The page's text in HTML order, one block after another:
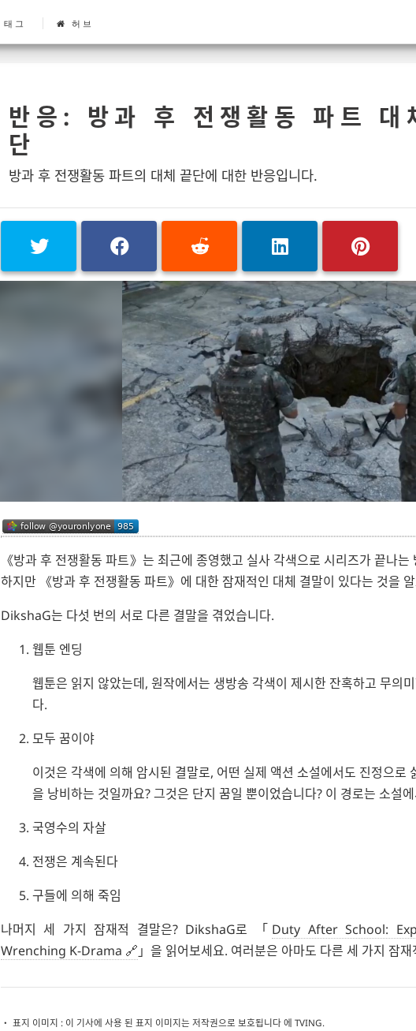
태그 허브
반응: 방과 후 전쟁활동 파트 대
단
방과 후 전쟁활동 파트의 대체 끝단에 대한 반응입니다.
방과 후 전쟁활동 파트
는 최근에 종영했고 실사 각색으로 시리즈가 끝나
하지만
방과 후 전쟁활동 파트
에 대한 잠재적인 대체 결말이 있다는 것을
DikshaG는 다섯 번의 서로 다른 결말을 겪었습니다.
웹툰 엔딩
웹툰은 읽지 않았는데, 원작에서는 생방송 각색이 제시한 잔혹하고 무의
다.
모두 꿈이야
이것은 각색에 의해 암시된 결말로, 어떤 실제 액션 소설에서도 진정으로
을 낭비하는 것일까요? 그것은 단지 꿈일 뿐이었습니다? 이 경로는 소설
국영수의 자살
전쟁은 계속된다
구들에 의해 죽임
나머지 세 가지 잠재적 결말은? DikshaG로
Duty After School:
Wrenching K-Drama
을 읽어보세요. 여러분은 아마도 다른 세 가지 잠
・ 표지 이미지 : 이 기사에 사용 된 표지 이미지는 저작권으로 보호됩니다 에 TVING.